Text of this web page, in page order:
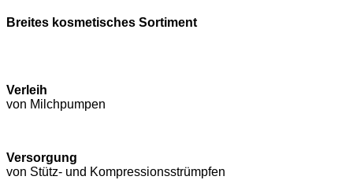
Breites kosmetisches Sortiment
Verleih
von Milchpumpen
Versorgung
von Stütz- und Kompressions­strümpfen